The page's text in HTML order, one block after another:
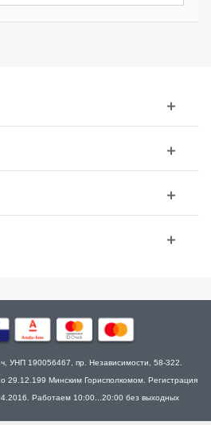
УНП 190056467, пр. Независимости, 58-322.
29.12.199 Минским Горисполкомом. Регистрация
Работаем 10:00...20:00 без выходных